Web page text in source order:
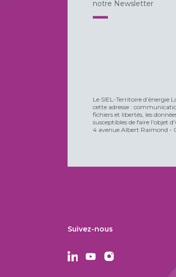
notre Newsletter
Le SIEL-Territoire d’énergie
cette adresse :
fichiers et libertés, les
susceptibles de faire l'objet
4 avenue Albert Raimond -
Suivez-nous